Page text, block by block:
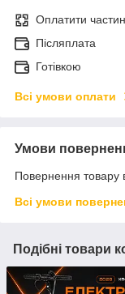
Оплатити
Післяплата
Готівкою
Всі умови оплати
Умови
Повернення товару
Всі умови
Подібні товари